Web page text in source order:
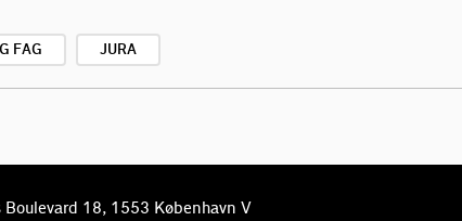
FAG JURA
Boulevard 18, 1553 København V